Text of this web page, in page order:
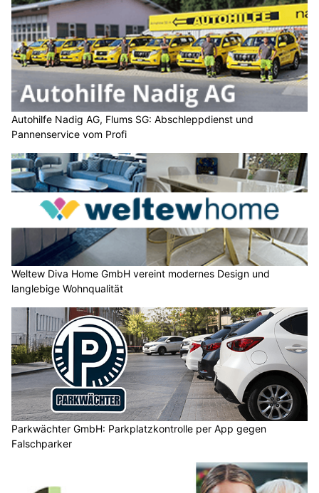
Autohilfe Nadig AG, Flums SG: Abschleppdienst und
Pannenservice vom Profi
Weltew Diva Home GmbH vereint modernes Design und
langlebige Wohnqualität
Parkwächter GmbH: Parkplatzkontrolle per App gegen
Falschparker